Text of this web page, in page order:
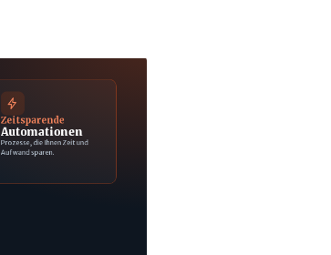
Zeitsparende
Automationen
Prozesse, die Ihnen Zeit und
Aufwand sparen.